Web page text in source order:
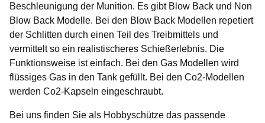
Beschleunigung der Munition. Es gibt Blow Back und Non
Blow Back Modelle. Bei den Blow Back Modellen repetiert
der Schlitten durch einen Teil des Treibmittels und
vermittelt so ein realistischeres Schießerlebnis. Die
Funktionsweise ist einfach. Bei den Gas Modellen wird
flüssiges Gas in den Tank gefüllt. Bei den Co2-Modellen
werden Co2-Kapseln eingeschraubt.
Bei uns finden Sie als Hobbyschütze das passende